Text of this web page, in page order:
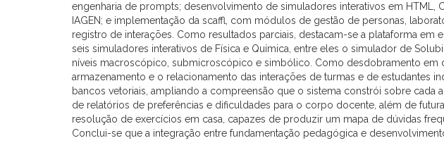
engenharia de prompts; desenvolvimento de simuladores interativos em HTML,
IAGEN; e implementação da scaffl, com módulos de gestão de personas,
registro de interações. Como resultados parciais, destacam-se a plataforma em
seis simuladores interativos de Física e Química, entre eles o simulador de
níveis macroscópico, submicroscópico e simbólico. Como desdobramento em
armazenamento e o relacionamento das interações de turmas e de estudantes
bancos vetoriais, ampliando a compreensão que o sistema constrói sobre cada
de relatórios de preferências e dificuldades para o corpo docente, além de
resolução de exercícios em casa, capazes de produzir um mapa de dúvidas
Conclui-se que a integração entre fundamentação pedagógica e